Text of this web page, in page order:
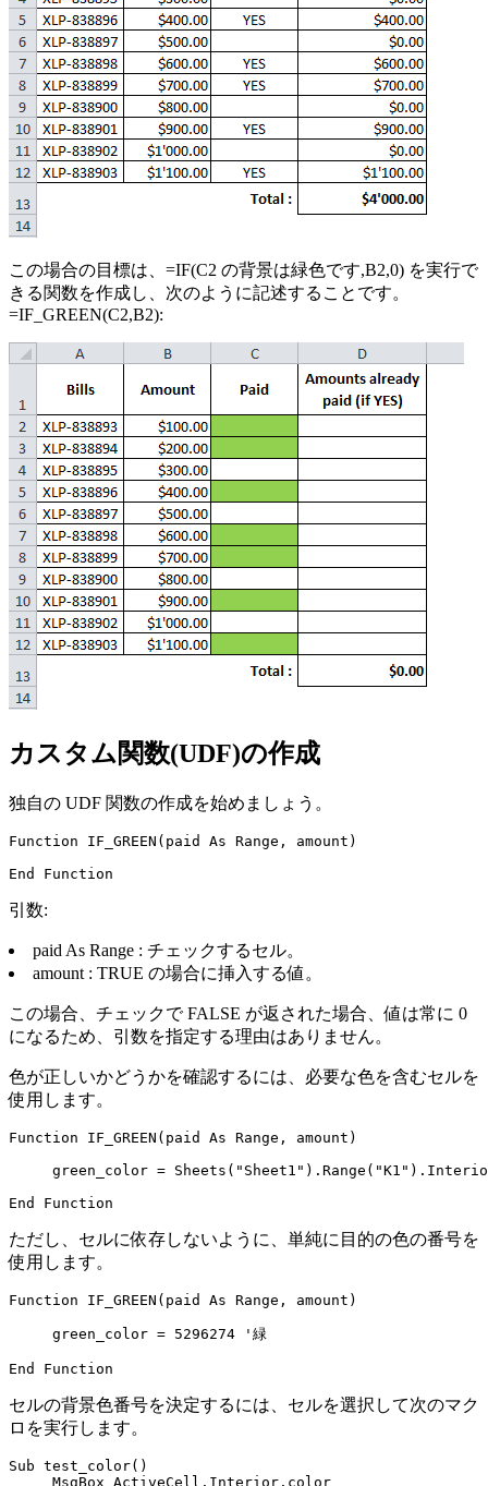
この場合の目標は、=IF(C2 の背景は緑色です,B2,0) を実行で
きる関数を作成し、次のように記述することです。
=IF_GREEN(C2,B2):
カスタム関数(UDF)の作成
独自の UDF 関数の作成を始めましょう。
Function IF_GREEN(paid As Range, amount)
引数:
paid As Range : チェックするセル。
amount : TRUE の場合に挿入する値。
この場合、チェックで FALSE が返された場合、値は常に 0
になるため、引数を指定する理由はありません。
色が正しいかどうかを確認するには、必要な色を含むセルを
使用します。
Function IF_GREEN(paid As Range, amount)
green_color =
ただし、セルに依存しないように、単純に目的の色の番号を
使用します。
Function IF_GREEN(paid As Range, amount)
     green_color = 5296274 '緑
セルの背景色番号を決定するには、セルを選択して次のマク
ロを実行します。
Sub test_color()
     MsgBox ActiveCell.Interior.color